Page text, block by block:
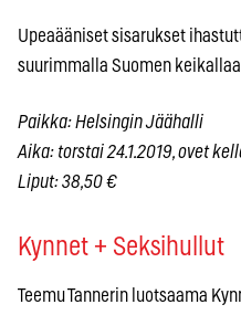
Upeaääniset sisarukset
suurimmalla Suomen
Paikka: Helsingin Jäähalli
Aika: torstai 24.1.2019, ovet
Liput: 38,50 €
Kynnet + Seksihullut
Teemu Tannerin luotsaama